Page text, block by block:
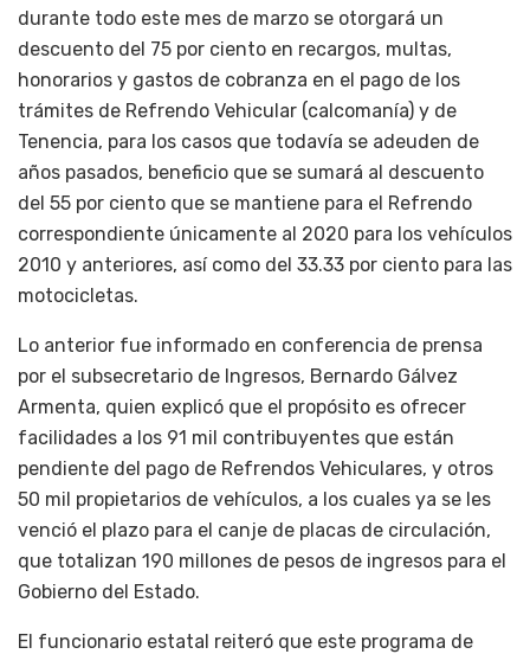
durante todo este mes de marzo se otorgará un
descuento del 75 por ciento en recargos, multas,
honorarios y gastos de cobranza en el pago de los
trámites de Refrendo Vehicular (calcomanía) y de
Tenencia, para los casos que todavía se adeuden de
años pasados, beneficio que se sumará al descuento
del 55 por ciento que se mantiene para el Refrendo
correspondiente únicamente al 2020 para los vehículos
2010 y anteriores, así como del 33.33 por ciento para las
motocicletas.
Lo anterior fue informado en conferencia de prensa
por el subsecretario de Ingresos, Bernardo Gálvez
Armenta, quien explicó que el propósito es ofrecer
facilidades a los 91 mil contribuyentes que están
pendiente del pago de Refrendos Vehiculares, y otros
50 mil propietarios de vehículos, a los cuales ya se les
venció el plazo para el canje de placas de circulación,
que totalizan 190 millones de pesos de ingresos para el
Gobierno del Estado.
El funcionario estatal reiteró que este programa de